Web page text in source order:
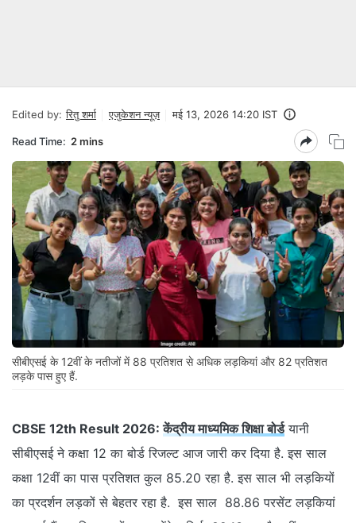
Edited by: रितु शर्मा एजुकेशन न्यूज़ मई 13, 2026 14:20 IST
Read Time: 2 mins
सीबीएसई के 12वीं के नतीजों में 88 प्रतिशत से अधिक लड़कियां और 82 प्रतिशत
लड़के पास हुए हैं.
CBSE 12th Result 2026:केंद्रीय माध्यमिक शिक्षा बोर्डयानी
सीबीएसई ने कक्षा 12 का बोर्ड रिजल्ट आज जारी कर दिया है. इस साल
कक्षा 12वीं का पास प्रतिशत कुल 85.20 रहा है. इस साल भी लड़कियों
का प्रदर्शन लड़कों से बेहतर रहा है. इस साल 88.86 परसेंट लड़कियां